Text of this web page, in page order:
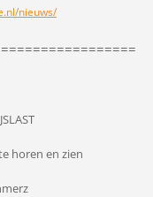
nieuws/
horen en zien